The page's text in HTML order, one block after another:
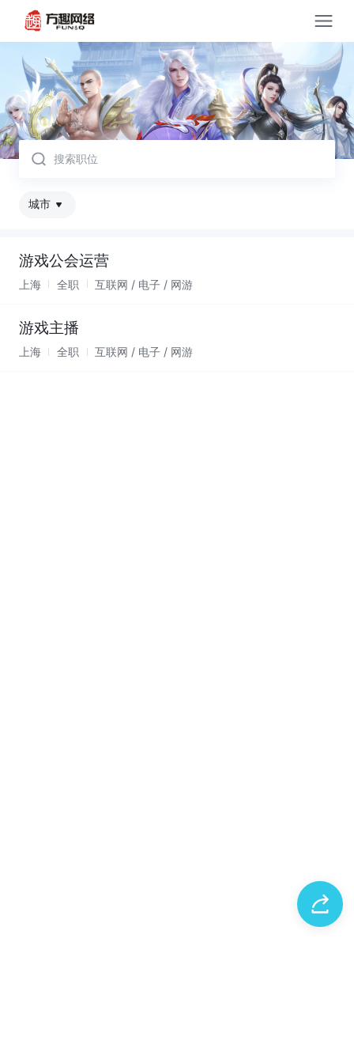
取消
城市
游戏公会运营
上海 全职 互联网 / 电子 / 网游
游戏主播
上海 全职 互联网 / 电子 / 网游